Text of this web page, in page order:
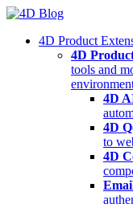
Skip
content4D Product
4D
tools and
4D
4D
to
4D